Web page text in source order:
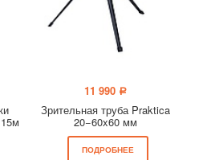
11 990 a
Зрительная труба Praktica
20−60x60 мм
ПОДРОБНЕЕ